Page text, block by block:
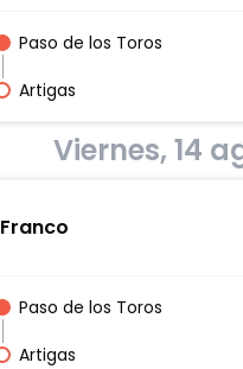
Paso de los Toros
Artigas
Viernes, 14
Franco
Paso de los Toros
Artigas